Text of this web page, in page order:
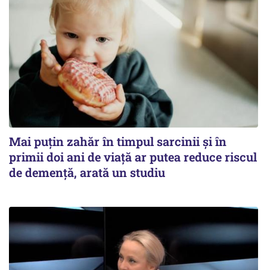
Mai puțin zahăr în timpul sarcinii și în
primii doi ani de viață ar putea reduce riscul
de demență, arată un studiu